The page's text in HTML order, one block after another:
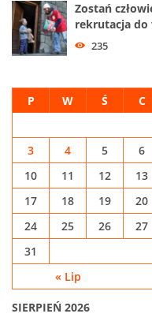
Zostań
rekrutacja do
235
SIERPIEŃ 2026
P W Ś C
« Lip
3
4 5 6
10
11 12 13
17
18 19 20
24
25 26 27
31